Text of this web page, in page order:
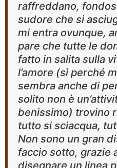
raffreddano,
sudore che si
mi entra ovunque,
pare che tutte le
fatto in salita sulla
l’amore (sì perché
sembra anche di
solito non è
benissimo) trovino
tutto si sciacqua,
Non sono un gran
faccio sotto, grazie